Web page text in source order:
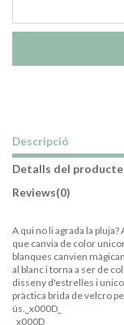
Descripció
Detalls del producte
Reviews(0)
A qui no li agrada la
que canvia de color
blanques canvien
al blanc i torna a ser de
disseny d'estrelles i
pràctica brida de velcro
ús._x000D_
_x000D_